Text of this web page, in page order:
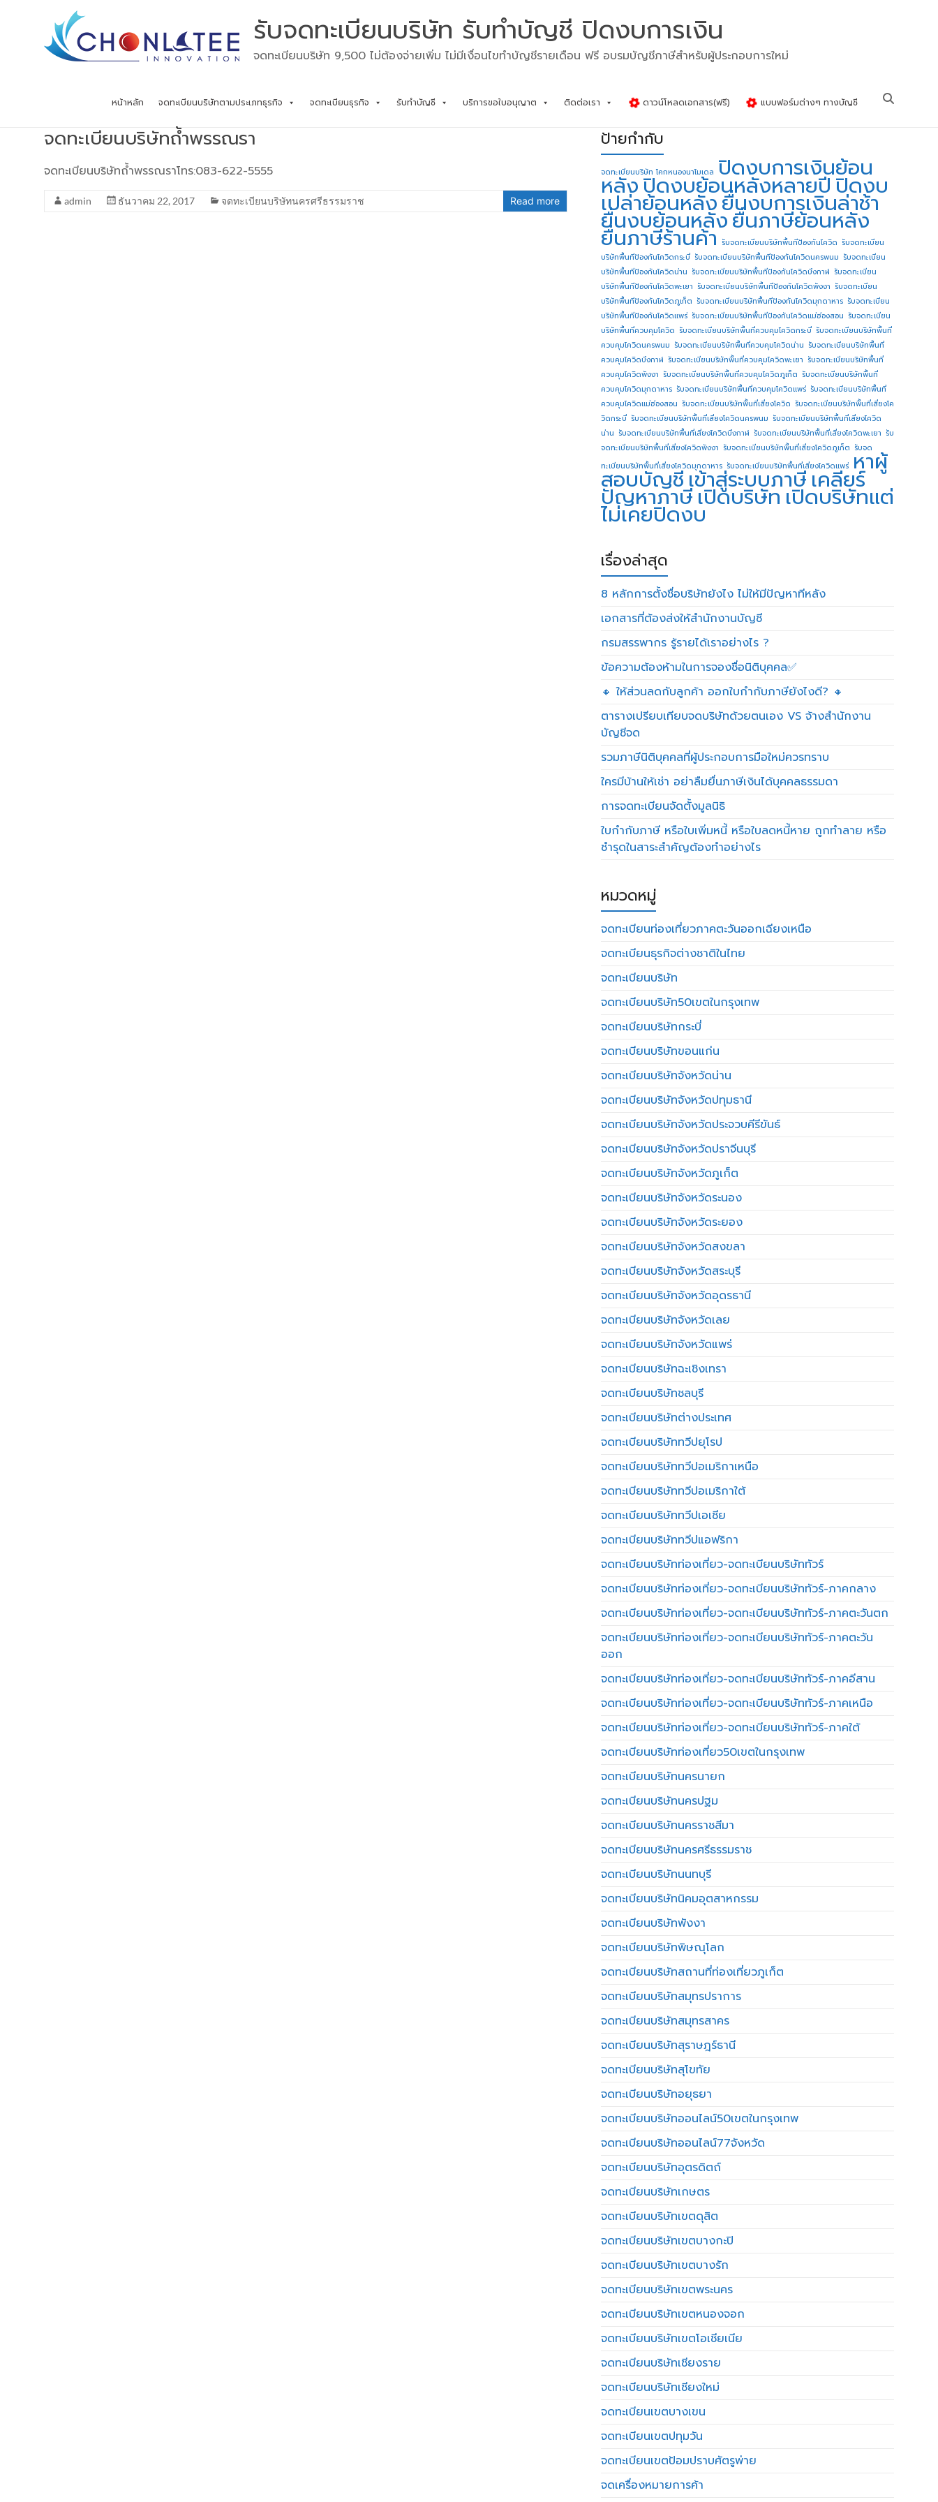
รับจดทะเบียนบริษัท รับทำบัญชี ปิดงบการเงิน
จดทะเบียนบริษัท 9,500 ไม่ต้องจ่ายเพิ่ม ไม่มีเงื่อนไขทำบัญชีรายเดือน ฟรี อบรมบัญชีภาษีสำหรับผู้ประกอบการใหม่
หน้าหลัก จดทะเบียนบริษัทตามประเภทธุรกิจ จดทะเบียนธุรกิจ รับทำบัญชี บริการขอใบอนุญาต ติดต่อเรา ดาวน์โหลดเอกสาร(ฟรี) แบบฟอร์มต่างๆ ทางบัญชี
จดทะเบียนบริษัทถ้ำพรรณรา
จดทะเบียนบริษัทถ้ำพรรณราโทร:083-622-5555
admin ธันวาคม 22, 2017 จดทะเบียนบริษัทนครศรีธรรมราช Read more
ป้ายกำกับ
จดทะเบียนบริษัท โคกหนองนาโมเดล ปิดงบการเงินย้อน
หลังปิดงบย้อนหลังหลายปี ปิดงบ
เปล่าย้อนหลังยื่นงบการเงินล่าช้า
ยื่นงบย้อนหลังยื่นภาษีย้อนหลัง
ยื่นภาษีร้านค้า รับจดทะเบียนบริษัทพื้นทีป้องกันโควิด รับจดทะเบียน
บริษัทพื้นทีป้องกันโควิดกระบี่ รับจดทะเบียนบริษัทพื้นทีป้องกันโควิดนครพนม รับจดทะเบียน
บริษัทพื้นทีป้องกันโควิดน่าน รับจดทะเบียนบริษัทพื้นทีป้องกันโควิดบึงกาฬ รับจดทะเบียน
บริษัทพื้นทีป้องกันโควิดพะเยา รับจดทะเบียนบริษัทพื้นทีป้องกันโควิดพังงา รับจดทะเบียน
บริษัทพื้นทีป้องกันโควิดภูเก็ต รับจดทะเบียนบริษัทพื้นทีป้องกันโควิดมุกดาหาร รับจดทะเบียน
บริษัทพื้นทีป้องกันโควิดแพร่ รับจดทะเบียนบริษัทพื้นทีป้องกันโควิดแม่ฮ่องสอน รับจดทะเบียน
บริษัทพื้นที่ควบคุมโควิด รับจดทะเบียนบริษัทพื้นที่ควบคุมโควิดกระบี่ รับจดทะเบียนบริษัทพื้นที่
ควบคุมโควิดนครพนม รับจดทะเบียนบริษัทพื้นที่ควบคุมโควิดน่าน รับจดทะเบียนบริษัทพื้นที่
ควบคุมโควิดบึงกาฬ รับจดทะเบียนบริษัทพื้นที่ควบคุมโควิดพะเยา รับจดทะเบียนบริษัทพื้นที่
ควบคุมโควิดพังงา รับจดทะเบียนบริษัทพื้นที่ควบคุมโควิดภูเก็ต รับจดทะเบียนบริษัทพื้นที่
ควบคุมโควิดมุกดาหาร รับจดทะเบียนบริษัทพื้นที่ควบคุมโควิดแพร่ รับจดทะเบียนบริษัทพื้นที่
ควบคุมโควิดแม่ฮ่องสอน รับจดทะเบียนบริษัทพื้นที่เสี่ยงโควิด รับจดทะเบียนบริษัทพื้นที่เสี่ยงโค
วิดกระบี่ รับจดทะเบียนบริษัทพื้นที่เสี่ยงโควิดนครพนม รับจดทะเบียนบริษัทพื้นที่เสี่ยงโควิด
น่าน รับจดทะเบียนบริษัทพื้นที่เสี่ยงโควิดบึงกาฬ รับจดทะเบียนบริษัทพื้นที่เสี่ยงโควิดพะเยา รับ
จดทะเบียนบริษัทพื้นที่เสี่ยงโควิดพังงา รับจดทะเบียนบริษัทพื้นที่เสี่ยงโควิดภูเก็ต รับจด
ทะเบียนบริษัทพื้นที่เสี่ยงโควิดมุกดาหาร รับจดทะเบียนบริษัทพื้นที่เสี่ยงโควิดแพร่ หาผู้
สอบบัญชี เข้าสู่ระบบภาษี เคลียร์
ปัญหาภาษีเปิดบริษัทเปิดบริษัทแต่
ไม่เคยปิดงบ
เรื่องล่าสุด
8 หลักการตั้งชื่อบริษัทยังไง ไม่ให้มีปัญหาทีหลัง
เอกสารที่ต้องส่งให้สำนักงานบัญชี
กรมสรรพากร รู้รายได้เราอย่างไร ?
ข้อความต้องห้ามในการจองชื่อนิติบุคคล✅
🔸 ให้ส่วนลดกับลูกค้า ออกใบกำกับภาษียังไงดี? 🔸
ตารางเปรียบเทียบจดบริษัทด้วยตนเอง VS จ้างสำนักงาน
บัญชีจด
รวมภาษีนิติบุคคลที่ผู้ประกอบการมือใหม่ควรทราบ
ใครมีบ้านให้เช่า อย่าลืมยื่นภาษีเงินได้บุคคลธรรมดา
การจดทะเบียนจัดตั้งมูลนิธิ
ใบกำกับภาษี หรือใบเพิ่มหนี้ หรือใบลดหนี้หาย ถูกทำลาย หรือ
ชำรุดในสาระสำคัญต้องทำอย่างไร
หมวดหมู่
จดทะเบียนท่องเที่ยวภาคตะวันออกเฉียงเหนือ
จดทะเบียนธุรกิจต่างชาติในไทย
จดทะเบียนบริษัท
จดทะเบียนบริษัท50เขตในกรุงเทพ
จดทะเบียนบริษัทกระบี่
จดทะเบียนบริษัทขอนแก่น
จดทะเบียนบริษัทจังหวัดน่าน
จดทะเบียนบริษัทจังหวัดปทุมธานี
จดทะเบียนบริษัทจังหวัดประจวบคีรีขันธ์
จดทะเบียนบริษัทจังหวัดปราจีนบุรี
จดทะเบียนบริษัทจังหวัดภูเก็ต
จดทะเบียนบริษัทจังหวัดระนอง
จดทะเบียนบริษัทจังหวัดระยอง
จดทะเบียนบริษัทจังหวัดสงขลา
จดทะเบียนบริษัทจังหวัดสระบุรี
จดทะเบียนบริษัทจังหวัดอุดรธานี
จดทะเบียนบริษัทจังหวัดเลย
จดทะเบียนบริษัทจังหวัดแพร่
จดทะเบียนบริษัทฉะเชิงเทรา
จดทะเบียนบริษัทชลบุรี
จดทะเบียนบริษัทต่างประเทศ
จดทะเบียนบริษัททวีปยุโรป
จดทะเบียนบริษัททวีปอเมริกาเหนือ
จดทะเบียนบริษัททวีปอเมริกาใต้
จดทะเบียนบริษัททวีปเอเชีย
จดทะเบียนบริษัททวีปแอฟริกา
จดทะเบียนบริษัทท่องเที่ยว-จดทะเบียนบริษัททัวร์
จดทะเบียนบริษัทท่องเที่ยว-จดทะเบียนบริษัททัวร์-ภาคกลาง
จดทะเบียนบริษัทท่องเที่ยว-จดทะเบียนบริษัททัวร์-ภาคตะวันตก
จดทะเบียนบริษัทท่องเที่ยว-จดทะเบียนบริษัททัวร์-ภาคตะวัน
ออก
จดทะเบียนบริษัทท่องเที่ยว-จดทะเบียนบริษัททัวร์-ภาคอีสาน
จดทะเบียนบริษัทท่องเที่ยว-จดทะเบียนบริษัททัวร์-ภาคเหนือ
จดทะเบียนบริษัทท่องเที่ยว-จดทะเบียนบริษัททัวร์-ภาคใต้
จดทะเบียนบริษัทท่องเที่ยว50เขตในกรุงเทพ
จดทะเบียนบริษัทนครนายก
จดทะเบียนบริษัทนครปฐม
จดทะเบียนบริษัทนครราชสีมา
จดทะเบียนบริษัทนครศรีธรรมราช
จดทะเบียนบริษัทนนทบุรี
จดทะเบียนบริษัทนิคมอุตสาหกรรม
จดทะเบียนบริษัทพังงา
จดทะเบียนบริษัทพิษณุโลก
จดทะเบียนบริษัทสถานที่ท่องเที่ยวภูเก็ต
จดทะเบียนบริษัทสมุทรปราการ
จดทะเบียนบริษัทสมุทรสาคร
จดทะเบียนบริษัทสุราษฎร์ธานี
จดทะเบียนบริษัทสุโขทัย
จดทะเบียนบริษัทอยุธยา
จดทะเบียนบริษัทออนไลน์50เขตในกรุงเทพ
จดทะเบียนบริษัทออนไลน์77จังหวัด
จดทะเบียนบริษัทอุตรดิตถ์
จดทะเบียนบริษัทเกษตร
จดทะเบียนบริษัทเขตดุสิต
จดทะเบียนบริษัทเขตบางกะปิ
จดทะเบียนบริษัทเขตบางรัก
จดทะเบียนบริษัทเขตพระนคร
จดทะเบียนบริษัทเขตหนองจอก
จดทะเบียนบริษัทเขตโอเชียเนีย
จดทะเบียนบริษัทเชียงราย
จดทะเบียนบริษัทเชียงใหม่
จดทะเบียนเขตบางเขน
จดทะเบียนเขตปทุมวัน
จดทะเบียนเขตป้อมปราบศัตรูพ่าย
จดเครื่องหมายการค้า